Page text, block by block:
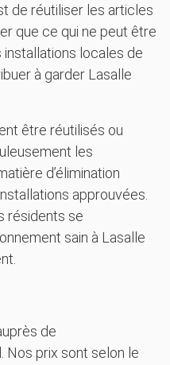
de réutiliser les articles
que ce qui ne peut être
locales de
à garder Lasalle
être réutilisés ou
les
d’élimination
approuvées.
résidents se
sain à Lasalle
de
Nos prix sont selon le